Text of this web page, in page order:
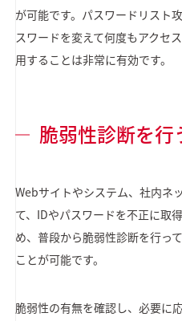
が可能です。パスワードリスト
スワードを変えて何度もアクセ
用することは非常に有効です。
脆弱性診断を行
Webサイトやシステム、社内ネ
て、IDやパスワードを不正に取
め、普段から脆弱性診断を行っ
ことが可能です。
脆弱性の有無を確認し、必要に